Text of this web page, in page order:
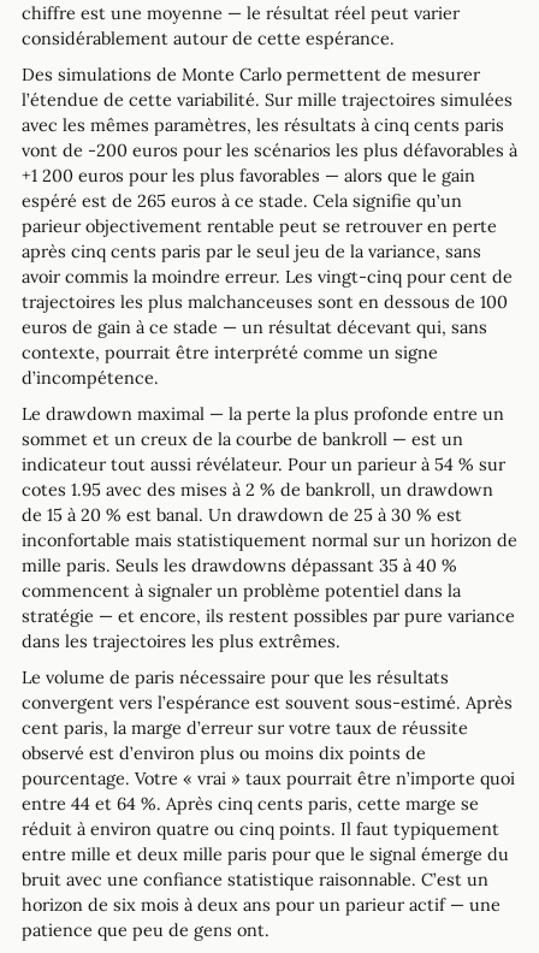
chiffre est une moyenne — le résultat réel peut varier
considérablement autour de cette espérance.
Des simulations de Monte Carlo permettent de mesurer
l’étendue de cette variabilité. Sur mille trajectoires simulées
avec les mêmes paramètres, les résultats à cinq cents paris
vont de -200 euros pour les scénarios les plus défavorables à
+1 200 euros pour les plus favorables — alors que le gain
espéré est de 265 euros à ce stade. Cela signifie qu’un
parieur objectivement rentable peut se retrouver en perte
après cinq cents paris par le seul jeu de la variance, sans
avoir commis la moindre erreur. Les vingt-cinq pour cent de
trajectoires les plus malchanceuses sont en dessous de 100
euros de gain à ce stade — un résultat décevant qui, sans
contexte, pourrait être interprété comme un signe
d’incompétence.
Le drawdown maximal — la perte la plus profonde entre un
sommet et un creux de la courbe de bankroll — est un
indicateur tout aussi révélateur. Pour un parieur à 54 % sur
cotes 1.95 avec des mises à 2 % de bankroll, un drawdown
de 15 à 20 % est banal. Un drawdown de 25 à 30 % est
inconfortable mais statistiquement normal sur un horizon de
mille paris. Seuls les drawdowns dépassant 35 à 40 %
commencent à signaler un problème potentiel dans la
stratégie — et encore, ils restent possibles par pure variance
dans les trajectoires les plus extrêmes.
Le volume de paris nécessaire pour que les résultats
convergent vers l’espérance est souvent sous-estimé. Après
cent paris, la marge d’erreur sur votre taux de réussite
observé est d’environ plus ou moins dix points de
pourcentage. Votre « vrai » taux pourrait être n’importe quoi
entre 44 et 64 %. Après cinq cents paris, cette marge se
réduit à environ quatre ou cinq points. Il faut typiquement
entre mille et deux mille paris pour que le signal émerge du
bruit avec une confiance statistique raisonnable. C’est un
horizon de six mois à deux ans pour un parieur actif — une
patience que peu de gens ont.